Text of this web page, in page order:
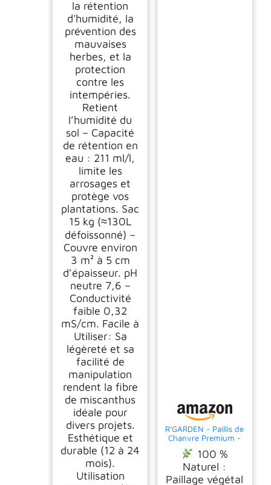
la rétention
d'humidité, la
prévention des
mauvaises
herbes, et la
protection
contre les
intempéries.
Retient
l’humidité du
sol – Capacité
de rétention en
eau : 211 ml/l,
limite les
arrosages et
protège vos
plantations. Sac
15 kg (≈130L
défoissonné) –
Couvre environ
3 m² à 5 cm
d’épaisseur. pH
neutre 7,6 –
Conductivité
faible 0,32
mS/cm. Facile à
Utiliser: Sa
légèreté et sa
facilité de
manipulation
rendent la fibre
de miscanthus
idéale pour
divers projets.
Esthétique et
durable (12 à 24
mois).
Utilisation
R'GARDEN - Paillis de
Chanvre Premium -
100% Naturel et
Biodégradable -
Protection du Sol -
Économie d'Eau -
Pour Potager,
100 %
Naturel :
Paillage végétal